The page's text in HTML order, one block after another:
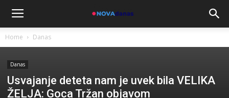
Home Danas
Danas
Usvajanje deteta nam je uvek bila VELIKA
ŽELJA: Goca Tržan objavom